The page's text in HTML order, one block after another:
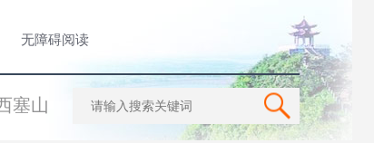
无障碍阅读
塞山